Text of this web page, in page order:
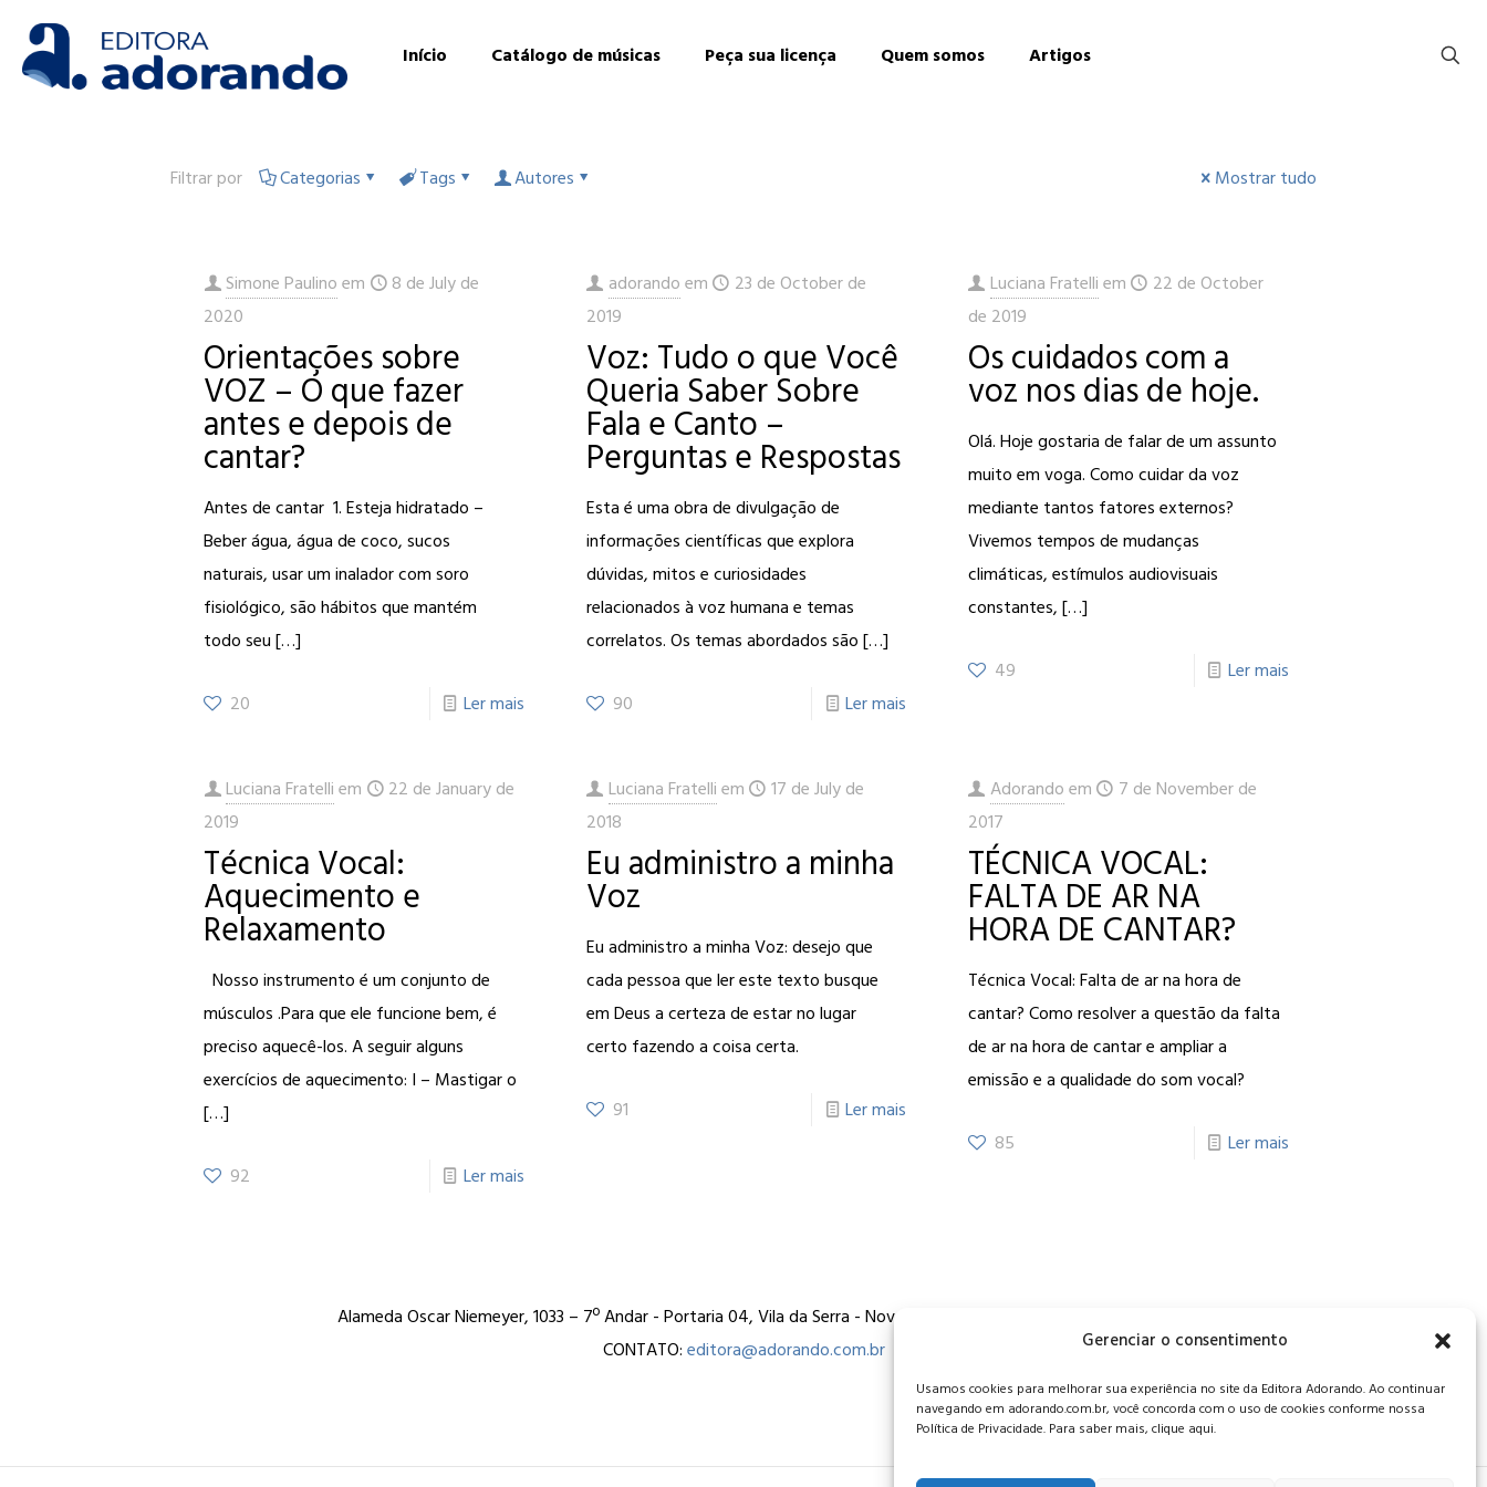
Gerenciar o consentimento
Usamos cookies para melhorar sua experiência no site da Editora Adorando. Ao continuar
navegando em adorando.com.br, você concorda com o uso de cookies conforme nossa
Política de Privacidade. Para saber mais, clique aqui.
Início Catálogo de músicas Peça sua licença Quem somos Artigos
Filtrar por Categorias Tags Autores Mostrar tudo
Simone Paulino em
8 de July de
2020
Orientações sobre
VOZ – O que fazer
antes e depois de
cantar?
Antes de cantar 1. Esteja hidratado –
Beber água, água de coco, sucos
naturais, usar um inalador com soro
fisiológico, são hábitos que mantém
todo seu[…]
20 Ler mais
adorandoem
23 de October de
2019
Voz: Tudo o que Você
Queria Saber Sobre
Fala e Canto –
Perguntas e Respostas
Esta é uma obra de divulgação de
informações científicas que explora
dúvidas, mitos e curiosidades
relacionados à voz humana e temas
correlatos. Os temas abordados são[…]
90 Ler mais
Luciana Fratelliem
22 de October
de 2019
Os cuidados com a
voz nos dias de hoje.
Olá. Hoje gostaria de falar de um assunto
muito em voga. Como cuidar da voz
mediante tantos fatores externos?
Vivemos tempos de mudanças
climáticas, estímulos audiovisuais
constantes,[…]
49 Ler mais
Luciana Fratelli em
22 de January de
2019
Técnica Vocal:
Aquecimento e
Relaxamento
Nosso instrumento é um conjunto de
músculos .Para que ele funcione bem, é
preciso aquecê-los. A seguir alguns
exercícios de aquecimento: I – Mastigar o
[…]
92 Ler mais
Luciana Fratelliem
17 de July de
2018
Eu administro a minha
Voz
Eu administro a minha Voz: desejo que
cada pessoa que ler este texto busque
em Deus a certeza de estar no lugar
certo fazendo a coisa certa.
91 Ler mais
Adorandoem
7 de November de
2017
TÉCNICA VOCAL:
FALTA DE AR NA
HORA DE CANTAR?
Técnica Vocal: Falta de ar na hora de
cantar? Como resolver a questão da falta
de ar na hora de cantar e ampliar a
emissão e a qualidade do som vocal?
85 Ler mais
Alameda Oscar Niemeyer, 1033 – 7º Andar - Portaria 04, Vila da Serra - Nova Lima/MG, CEP: 34006-065 - MG
CONTATO:editora@adorando.com.br